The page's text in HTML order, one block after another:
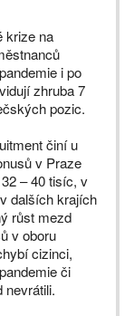
krize na
i po
zhruba 7
pozic.
činí u
v Praze
– 40 tisíc, v
dalších krajích
růst mezd
v oboru
cizinci,
či
nevrátili.